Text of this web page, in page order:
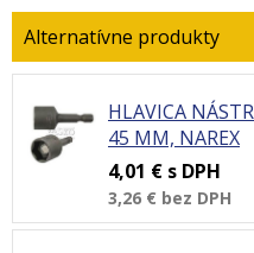
HLAVICA
45 MM, NAREX
4,01 € s DPH
3,26 € bez DPH